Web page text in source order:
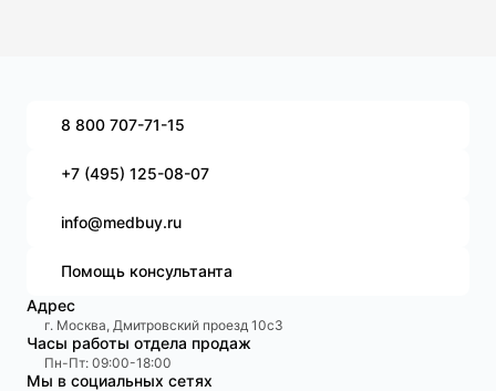
8 800 707-71-15
+7 (495) 125-08-07
info@medbuy.ru
Помощь консультанта
Адрес
г. Москва, Дмитровский проезд 10с3
Часы работы отдела продаж
Пн-Пт: 09:00-18:00
Мы в социальных сетях